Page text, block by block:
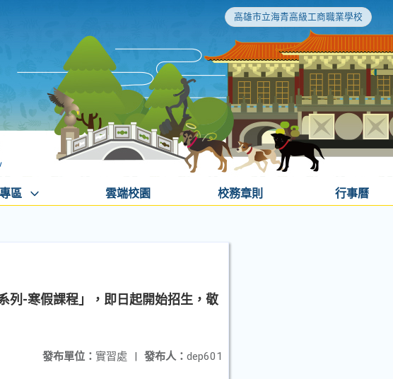
高雄市立海青高級工商職業學校
區 雲端校園 校務章則 行事曆
列-寒假課程」，即日起開始招生，敬
發布人： dep601
發布單位： 實習處 |